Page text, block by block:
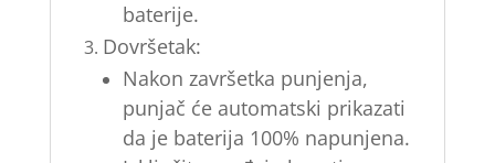
baterije.
Dovršetak:
Nakon završetka punjenja,
punjač će automatski prikazati
da je baterija 100% napunjena.